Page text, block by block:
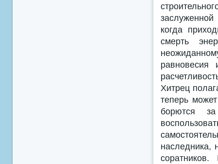
когда
смерть
равновесия
Хитрец
теперь
борются
наследника,